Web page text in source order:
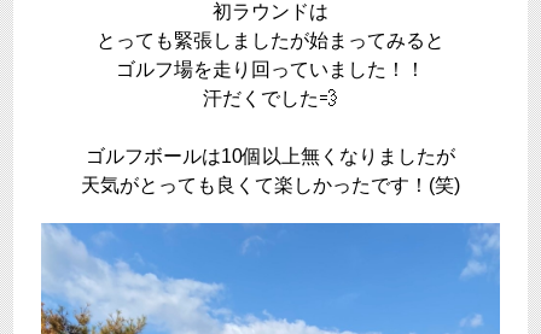
初ラウンドは
とっても緊張しましたが始まってみると
ゴルフ場を走り回っていました！！
汗だくでした💨
ゴルフボールは10個以上無くなりましたが
天気がとっても良くて楽しかったです！(笑)